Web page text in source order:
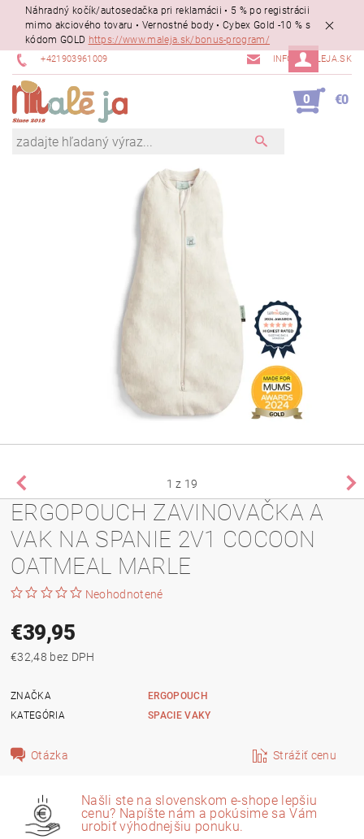
Náhradný kočík/autosedačka pri reklamácii • 5 % po registrácii
mimo akciového tovaru • Vernostné body • Cybex Gold -10 % s
kódom GOLD https://www.maleja.sk/bonus-program/
+421903961009 INFO@MALEJA.SK
0 €0
1 z 19
ERGOPOUCH ZAVINOVAČKA A
VAK NA SPANIE 2V1 COCOON
OATMEAL MARLE
Neohodnotené
€39,95
€32,48 bez DPH
ZNAČKA
ERGOPOUCH
KATEGÓRIA
SPACIE VAKY
Otázka Strážiť cenu
Našli ste na slovenskom e-shope lepšiu
cenu? Napíšte nám a pokúsime sa Vám
urobiť výhodnejšiu ponuku.